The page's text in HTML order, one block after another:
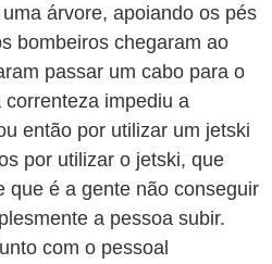
árvore, apoiando os pés
bombeiros chegaram ao
passar um cabo para o
impediu a
então por utilizar um jetski
por utilizar o jetski, que
que é a gente não conseguir
a pessoa subir.
com o pessoal